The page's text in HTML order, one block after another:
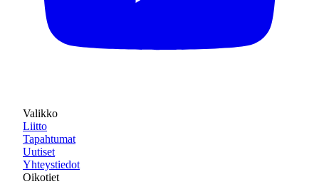
Valikko
Liitto
Tapahtumat
Uutiset
Yhteystiedot
Oikotiet